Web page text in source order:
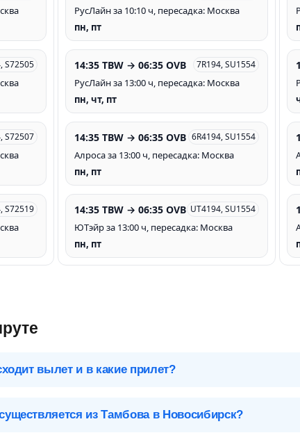
S72505
S72507
S72519
РусЛайн за 10:10 ч, пересадка: Москва
пн, пт
14:35 TBW → 06:35 OVB 7R194, SU1554
РусЛайн за 13:00 ч, пересадка: Москва
пн, чт, пт
14:35 TBW → 06:35 OVB 6R4194, SU1554
Алроса за 13:00 ч, пересадка: Москва
пн, пт
14:35 TBW → 06:35 OVB UT4194, SU1554
ЮТэйр за 13:00 ч, пересадка: Москва
пн, пт
вылет и в какие прилет?
Новосибирск (OVB),
из Тамбова в Новосибирск?